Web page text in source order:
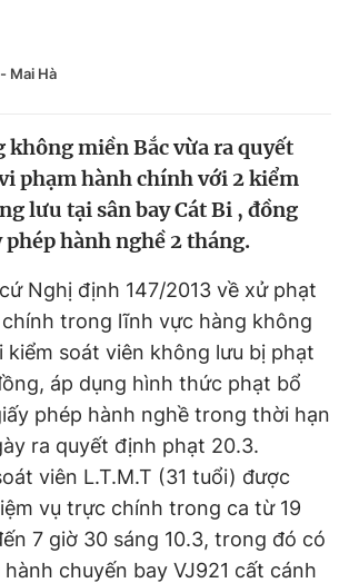
Magazine
Bạn cần biết
Liên hệ quảng cáo
trên điện thoại
- Mai Hà
không miền Bắc vừa ra quyết
phạm hành chính với 2 kiểm
lưu tại sân bay Cát Bi , đồng
hành nghề 2 tháng.
Nghị định 147/2013 về xử phạt
trong lĩnh vực hàng không
kiểm soát viên không lưu bị phạt
áp dụng hình thức phạt bổ
phép hành nghề trong thời hạn
ra quyết định phạt 20.3.
viên L.T.M.T (31 tuổi) được
vụ trực chính trong ca từ 19
7 giờ 30 sáng 10.3, trong đó có
chuyến bay VJ921 cất cánh